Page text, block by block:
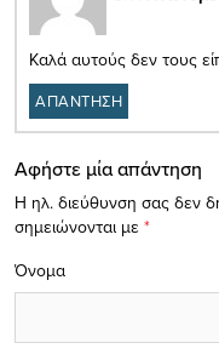
Καλά αυτούς δεν τους
ΑΠΑΝΤΗΣΗ
Αφήστε μία απάντηση
Η ηλ. διεύθυνση σας δεν
σημειώνονται με *
Όνομα